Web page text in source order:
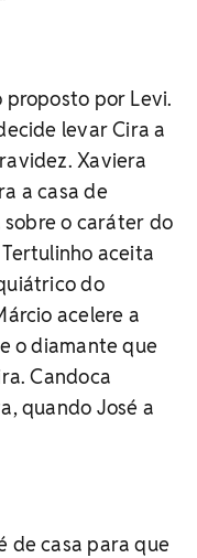
por Levi.
levar Cira a
Xaviera
a casa de
o caráter do
aceita
do
acelere a
o diamante que
Candoca
quando José a
de casa para que